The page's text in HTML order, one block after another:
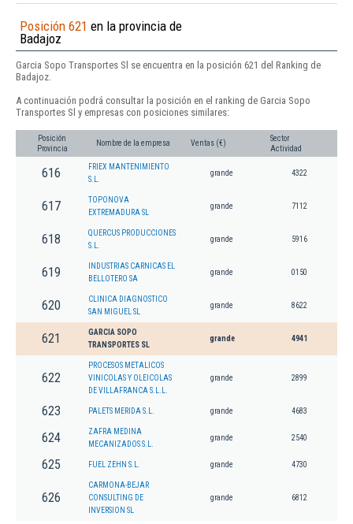
Posición 621 en la provincia de
Badajoz
Garcia Sopo Transportes Sl se encuentra en la posición 621 del Ranking de
Badajoz.
A continuación podrá consultar la posición en el ranking de Garcia Sopo
Transportes Sl y empresas con posiciones similares:
Posición
Provincia
Nombre de la empresa Ventas (€)
Sector
Actividad
616
FRIEX MANTENIMIENTO
S.L.
grande 4322
617
TOPONOVA
EXTREMADURA SL
grande 7112
618
QUERCUS PRODUCCIONES
S.L.
grande 5916
619
INDUSTRIAS CARNICAS EL
BELLOTERO SA
grande 0150
620
CLINICA DIAGNOSTICO
SAN MIGUEL SL
grande 8622
621
GARCIA SOPO
TRANSPORTES SL
grande 4941
622
PROCESOS METALICOS
VINICOLAS Y OLEICOLAS
DE VILLAFRANCA S.L.L.
grande 2899
623 PALETS MERIDA S.L. grande 4683
624
ZAFRA MEDINA
MECANIZADOS S.L.
grande 2540
625 FUEL ZEHN S.L. grande 4730
626
CARMONA-BEJAR
CONSULTING DE
INVERSION SL
grande 6812